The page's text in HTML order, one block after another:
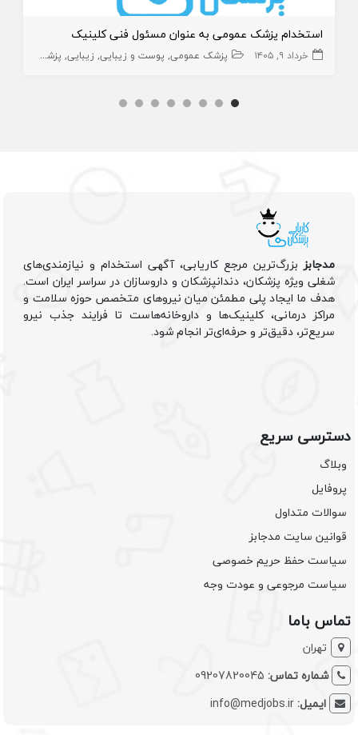
استخدام پزشک عمومی به عنوان مسئول فنی کلینیک
خرداد ۹, ۱۴۰۵ پزشک عمومی پوست و زیبایی زیبایی پزشک عمومی پوست
مدجابزبزرگ‌ترین مرجع کاریابی، آگهی استخدام و نیازمندی‌های
شغلی ویژه پزشکان، دندانپزشکان و داروسازان در سراسر ایران است.
هدف ما ایجاد پلی مطمئن میان نیروهای متخصص حوزه سلامت و
مراکز درمانی، کلینیک‌ها و داروخانه‌هاست تا فرایند جذب نیرو
سریع‌تر، دقیق‌تر و حرفه‌ای‌تر انجام شود.
دسترسی سریع
وبلاگ
پروفایل
سوالات متداول
قوانین سایت مدجابز
سیاست حفظ حریم خصوصی
سیاست مرجوعی و عودت وجه
تماس باما
تهران
شماره تماس: 09207820045
ایمیل:info@medjobs.ir